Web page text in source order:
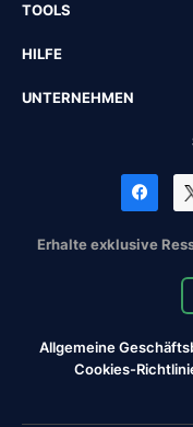
TOOLS
HILFE
UNTERNEHMEN
Erhalte exklusive
Allgemeine
Cookies-